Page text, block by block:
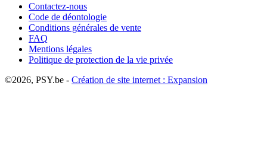
Contactez-nous
Code de déontologie
Conditions générales de vente
FAQ
Mentions légales
Politique de protection de la vie privée
©2026, PSY.be - Création de site internet : Expansion